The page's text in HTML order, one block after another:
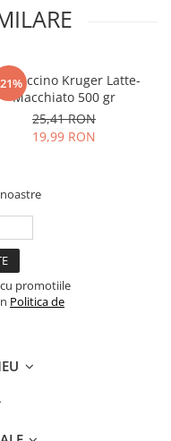
Kruger Latte-
Macchiato 500 gr
25,41 RON
19,99 RON
promotiile
Politica de